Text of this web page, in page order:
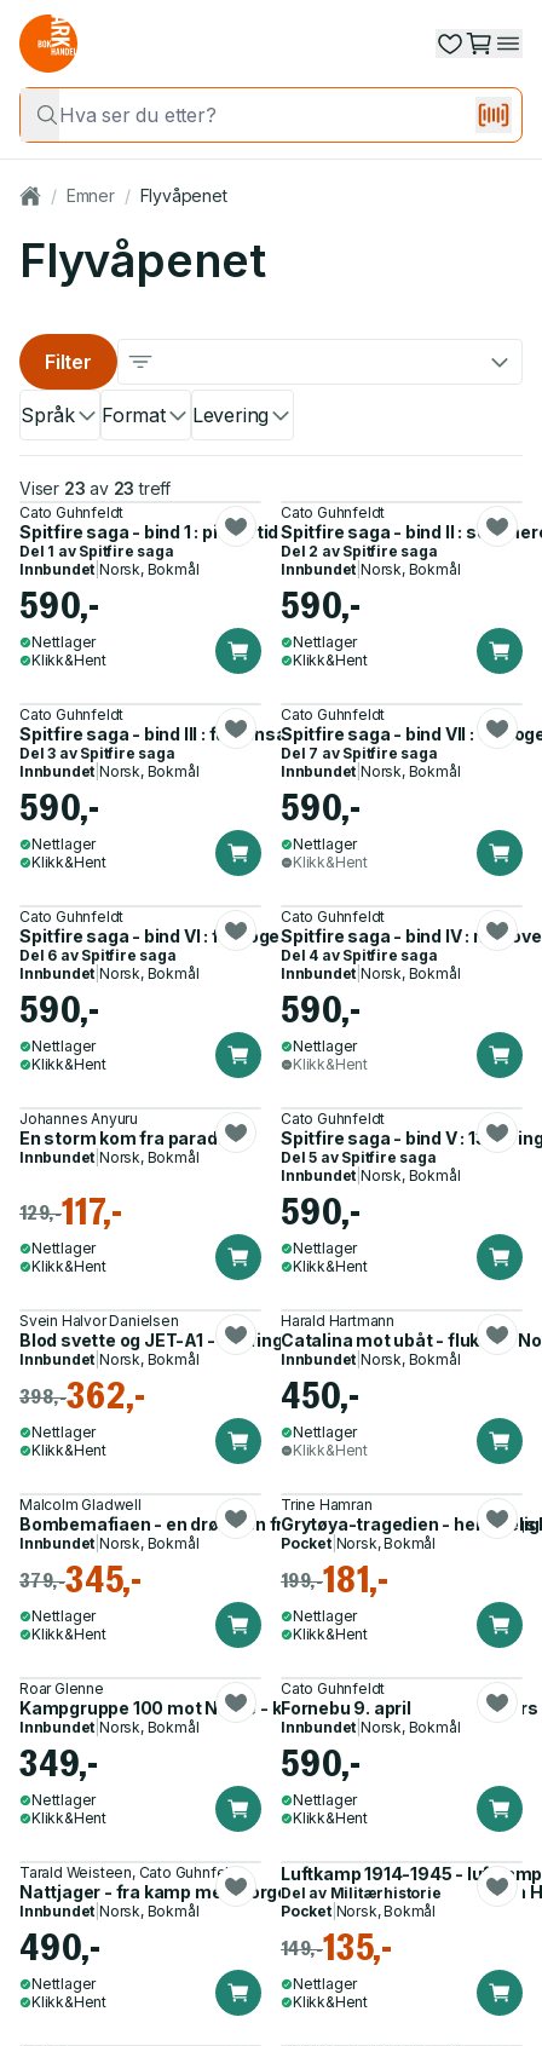
/ Emner / Flyvåpenet
Flyvåpenet
Språk Format Levering
Filter
Viser 23 av 23 treff
Cato Guhnfeldt
Spitfire saga - bind 1 : pionértid
Del 1 av Spitfire saga
Innbundet |Norsk, Bokmål
590,-
Nettlager
Klikk&Hent
Cato Guhnfeldt
Spitfire saga - bind II :
Del 2 av Spitfire saga
Innbundet |Norsk, Bokmål
590,-
Nettlager
Klikk&Hent
Cato Guhnfeldt
Spitfire saga - bind III : full innsats
Del 3 av Spitfire saga
Innbundet |Norsk, Bokmål
590,-
Nettlager
Klikk&Hent
Cato Guhnfeldt
Spitfire saga - bind VII :
Del 7 av Spitfire saga
Innbundet |Norsk, Bokmål
590,-
Nettlager
Klikk&Hent
Cato Guhnfeldt
Spitfire saga - bind VI : felttoget i England, Frankrike, Belgia
Del 6 av Spitfire saga
Innbundet |Norsk, Bokmål
590,-
Nettlager
Klikk&Hent
Cato Guhnfeldt
Spitfire saga - bind IV : mot
Del 4 av Spitfire saga
Innbundet |Norsk, Bokmål
590,-
Nettlager
Klikk&Hent
Johannes Anyuru
En storm kom fra paradiset
Innbundet |Norsk, Bokmål
129,-117,-
Nettlager
Klikk&Hent
Cato Guhnfeldt
Spitfire saga - bind V : 132
Del 5 av Spitfire saga
Innbundet |Norsk, Bokmål
590,-
Nettlager
Klikk&Hent
Svein Halvor Danielsen
Blod svette og JET-A1 - the finger of God
Innbundet |Norsk, Bokmål
398,-362,-
Nettlager
Klikk&Hent
Harald Hartmann
Catalina mot ubåt - flukt fra
Innbundet |Norsk, Bokmål
450,-
Nettlager
Klikk&Hent
Malcolm Gladwell
Bombemafiaen - en drøm, en fristelse og andre
Innbundet |Norsk, Bokmål
379,-345,-
Nettlager
Klikk&Hent
Trine Hamran
Grytøya-tragedien -
Pocket| Norsk, Bokmål
199,-181,-
Nettlager
Klikk&Hent
Roar Glenne
Kampgruppe 100 mot Norge - kommandør Artur von
Innbundet |Norsk, Bokmål
349,-
Nettlager
Klikk&Hent
Cato Guhnfeldt
Fornebu 9. april
Innbundet |Norsk, Bokmål
590,-
Nettlager
Klikk&Hent
Tarald Weisteen, Cato Guhnfeldt
Nattjager - fra kamp med Norges første pansertog til jakt på
Innbundet |Norsk, Bokmål
490,-
Nettlager
Klikk&Hent
Luftkamp 1914-1945 -
Del av Militærhistorie
Pocket| Norsk, Bokmål
149,-135,-
Nettlager
Klikk&Hent